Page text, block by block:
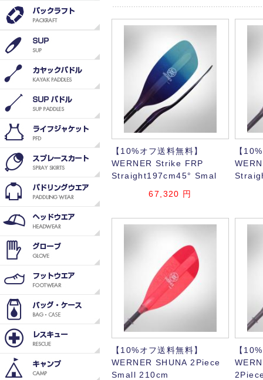
【10%オフ送料無料】
WERNER Strike FRP
Straight197cm45° Smal
67,320 円
【
【10%オフ送料無料】
WERNER SHUNA 2Piece
Small 210cm
【